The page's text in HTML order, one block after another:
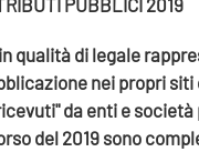
PUBBLICI 2019
qualità di legale
nei propri
da enti e
del 2019 sono